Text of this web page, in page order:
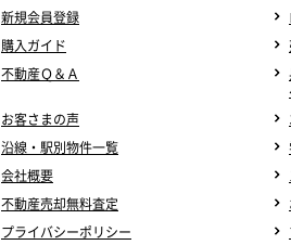
新規会員登録
購入ガイド
不動産Ｑ＆Ａ
お客さまの声
沿線・駅別物件一覧
会社概要
不動産売却無料査定
プライバシーポリシー